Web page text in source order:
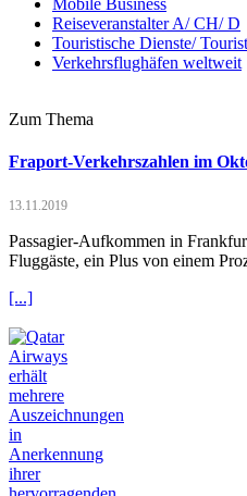
Reiseveranstalter A/ CH/ D
Touristische Dienste/
Verkehrsflughäfen weltweit
Zum Thema
Fraport-Verkehrszahlen im
13.11.2019
Passagier-Aufkommen in
Fluggäste, ein Plus von einem
[...]